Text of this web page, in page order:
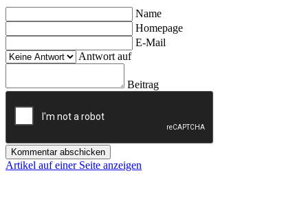
Name
Homepage
E-Mail
Antwort auf
Beitrag
Kommentar abschicken
Artikel auf einer Seite anzeigen